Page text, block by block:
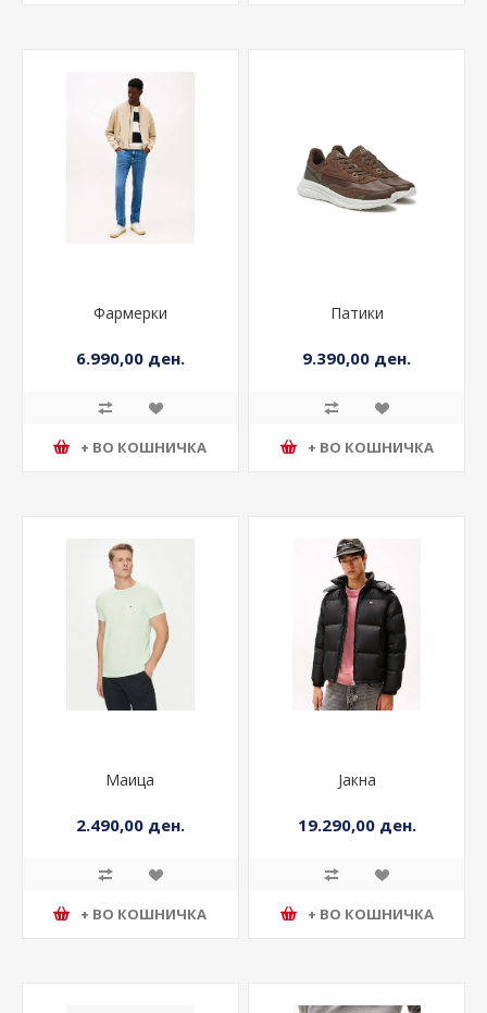
Фармерки
6.990,00 ден.
+ ВО КОШНИЧКА
Патики
9.390,00 ден.
+ ВО КОШНИЧКА
Маица
2.490,00 ден.
+ ВО КОШНИЧКА
Јакна
19.290,00 ден.
+ ВО КОШНИЧКА